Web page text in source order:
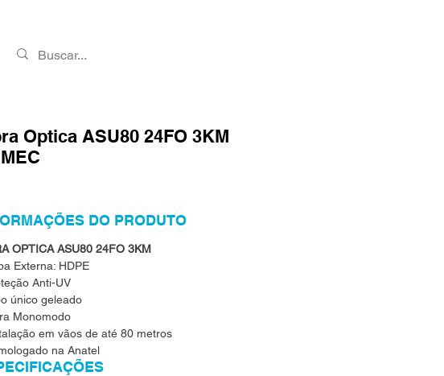
Optica ASU80 24FO 3KM
DO PRODUTO
OPTICA ASU80 24FO 3KM
Externa: HDPE
Anti-UV
único geleado
Monomodo
em vãos de até 80 metros
na Anatel